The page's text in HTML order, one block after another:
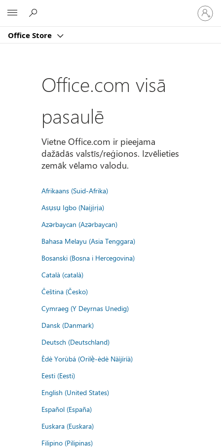
Office Store
savā
kontā
Office.com visā
pasaulē
Vietne Office.com ir pieejama
dažādās valstīs/reģionos. Izvēlieties
zemāk vēlamo valodu.
Afrikaans (Suid-Afrika)
Asụsụ Igbo (Naịjịrịa)
Azərbaycan (Azərbaycan)
Bahasa Melayu (Asia Tenggara)
Bosanski (Bosna i Hercegovina)
Català (català)
Čeština (Česko)
Cymraeg (Y Deyrnas Unedig)
Dansk (Danmark)
Deutsch (Deutschland)
Èdè Yorùbá (Orilẹ̀-èdè Nàìjíríà)
Eesti (Eesti)
English (United States)
Español (España)
Euskara (Euskara)
Filipino (Pilipinas)